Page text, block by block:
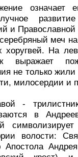
и
меч
хоругвей. На
выражает
не только
милосердии и
-
в
волости:
Апостола